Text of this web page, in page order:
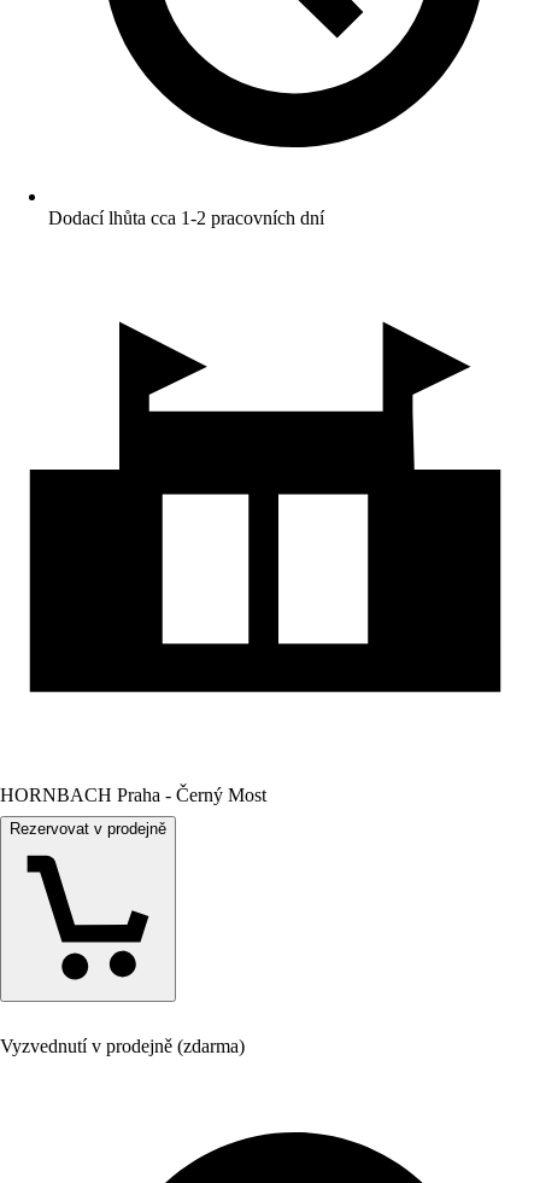
Dodací lhůta cca 1-2 pracovních dní
HORNBACH Praha - Černý Most
Rezervovat v prodejně
Vyzvednutí v prodejně (zdarma)